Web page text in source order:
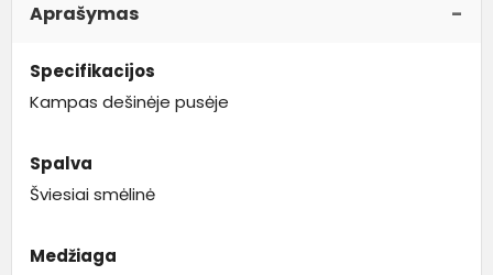
Aprašymas
Specifikacijos
Kampas dešinėje pusėje
Spalva
Šviesiai smėlinė
Medžiaga